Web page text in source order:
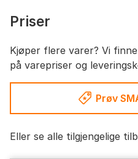
Priser
Kjøper flere varer? Vi
på varepriser og
Prøv
Eller se alle tilgjengelige